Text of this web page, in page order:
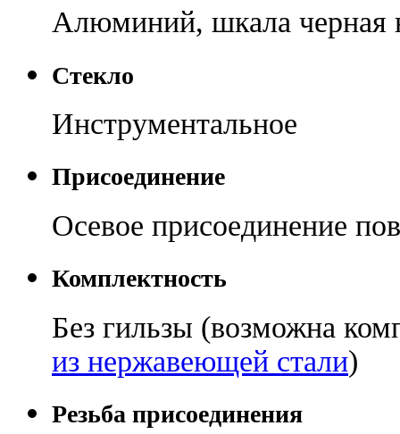
Алюминий, шкала черная
Стекло
Инструментальное
Присоединение
Осевое присоединение
Комплектность
Без гильзы (возможна
из нержавеющей стали)
Резьба присоединения